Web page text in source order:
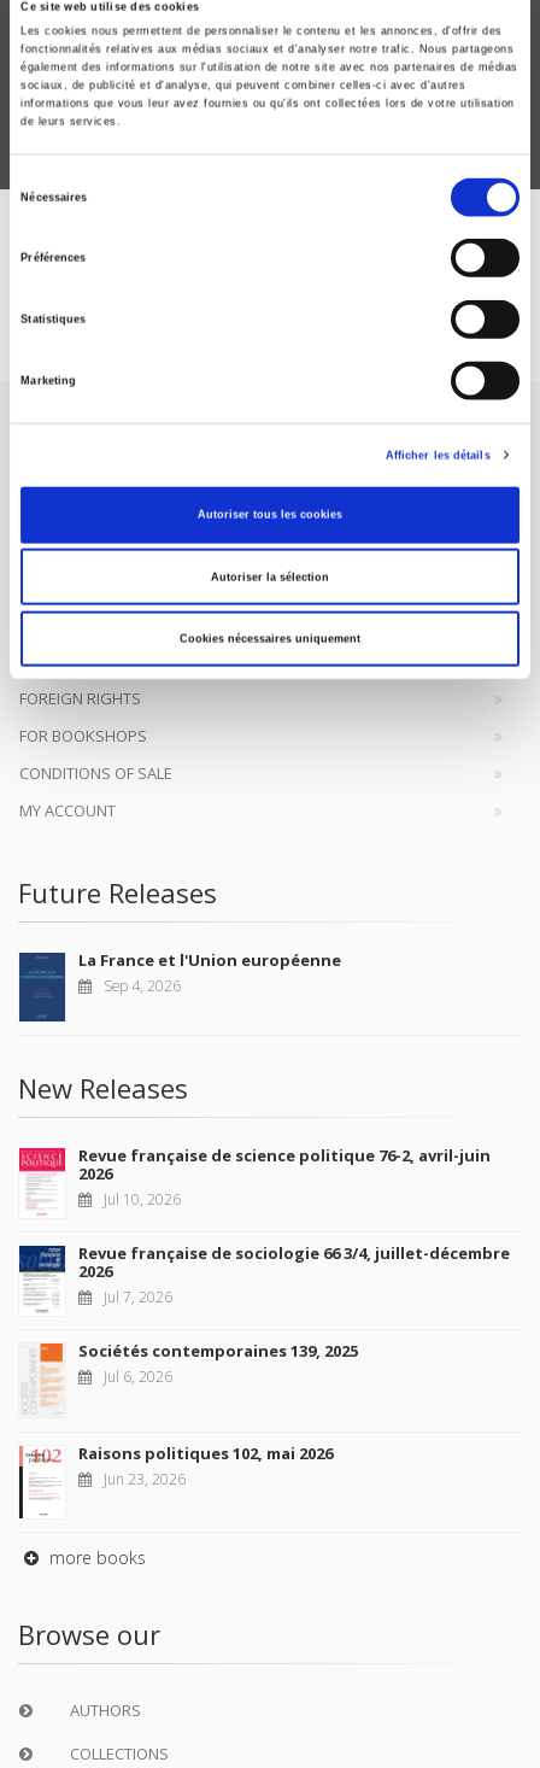
Ce site web utilise des cookies
Les cookies nous permettent de personnaliser le contenu et les annonces, d'offrir des
fonctionnalités relatives aux médias sociaux et d'analyser notre trafic. Nous partageons
également des informations sur l'utilisation de notre site avec nos partenaires de médias
sociaux, de publicité et d'analyse, qui peuvent combiner celles-ci avec d'autres
informations que vous leur avez fournies ou qu'ils ont collectées lors de votre utilisation
de leurs services.
Nécessaires
Préférences
Statistiques
Marketing
Afficher les détails
Autoriser tous les cookies
Autoriser la sélection
Cookies nécessaires uniquement
Naissance d'une contre-culture de gouvernement
Antoine Vauchez
original research, to edit reference works for student use, and to
help public and political debate.continue
CONTACTS
FOREIGN RIGHTS
FOR BOOKSHOPS
CONDITIONS OF SALE
MY ACCOUNT
Future Releases
La France et l'Union européenne
Sep 4, 2026
New Releases
Revue française de science politique 76-2, avril-juin
2026
Jul 10, 2026
Revue française de sociologie 66 3/4, juillet-décembre
2026
Jul 7, 2026
Sociétés contemporaines 139, 2025
Jul 6, 2026
Raisons politiques 102, mai 2026
Jun 23, 2026
more books
Browse our
AUTHORS
COLLECTIONS